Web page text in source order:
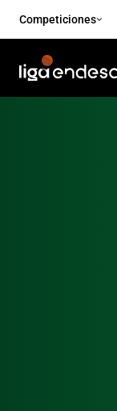
Competiciones